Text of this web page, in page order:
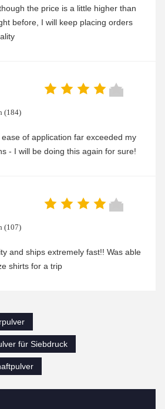
the price is a little higher than
before, I will keep placing orders
(184)
of application far exceeded my
- I will be doing this again for sure!
(107)
and ships extremely fast!! Was able
shirts for a trip
für Siebdruck